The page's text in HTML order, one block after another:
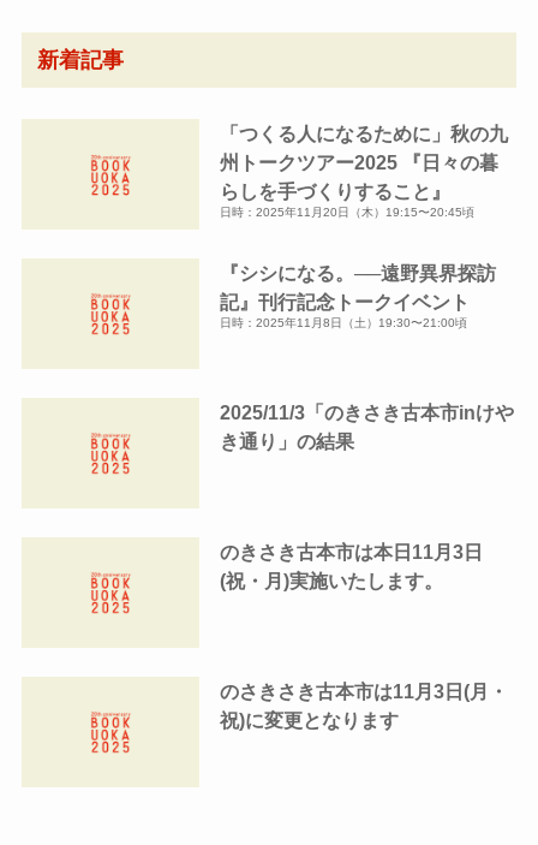
ー
カ
新着記事
「つくる人になるために」秋の九
州トークツアー2025 『日々の暮
らしを手づくりすること』
日時：2025年11月20日（木）19:15〜20:45頃
『シシになる。──遠野異界探訪
記』刊行記念トークイベント
日時：2025年11月8日（土）19:30〜21:00頃
2025/11/3「のきさき古本市inけや
き通り」の結果
のきさき古本市は本日11月3日
(祝・月)実施いたします。
のさきさき古本市は11月3日(月・
祝)に変更となります